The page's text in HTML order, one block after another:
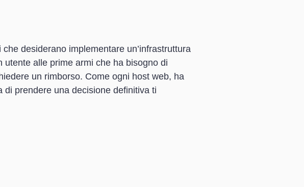
desiderano implementare un’infrastruttura
alle prime armi che ha bisogno di
un rimborso. Come ogni host web, ha
prendere una decisione definitiva ti